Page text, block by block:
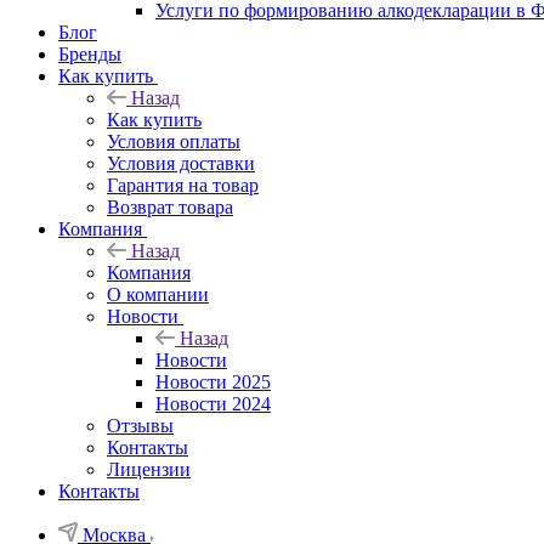
Услуги по формированию алкодекларации в
Блог
Бренды
Как купить
Назад
Как купить
Условия оплаты
Условия доставки
Гарантия на товар
Возврат товара
Компания
Назад
Компания
О компании
Новости
Назад
Новости
Новости 2025
Новости 2024
Отзывы
Контакты
Лицензии
Контакты
Москва